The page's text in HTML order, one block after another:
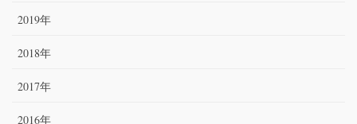
2019年
2018年
2017年
2016年